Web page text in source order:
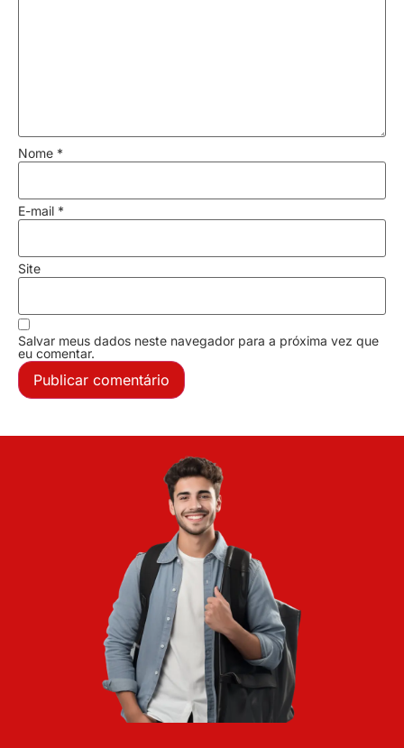
Nome *
E-mail *
Site
Salvar meus dados neste navegador para a próxima vez que
eu comentar.